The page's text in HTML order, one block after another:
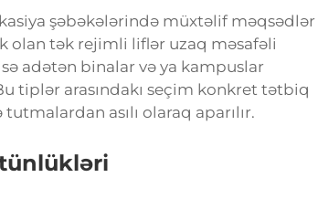
şəbəkələrində müxtəlif məqsədlər
olan tək rejimli liflər uzaq məsafəli
adətən binalar və ya kampuslar
tiplər arasındakı seçim konkret tətbiq
asılı olaraq aparılır.